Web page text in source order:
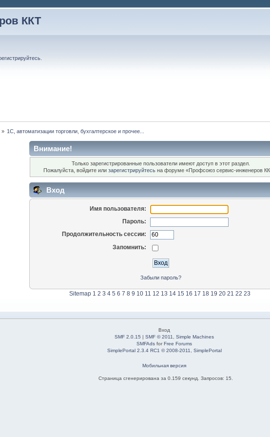
ККТ
.
» 1С, автоматизации торговли, бухгалтерское и прочее...
Внимание!
Только зарегистрированные пользователи имеют доступ в этот раздел.
Пожалуйста, войдите илизарегистрируйтесь на форуме «Профсоюз сервис-инженеров
Вход
Имя пользователя:
Пароль:
Продолжительность сессии:
Запомнить:
Забыли пароль?
Sitemap 1 2 3 4 5 6 7 8 9 10 11 12 13 14 15 16 17 18 19 20 21 22 23
Вход
SMF 2.0.15 |SMF © 2011 ,Simple Machines
SMFAds forFree Forums
SimplePortal 2.3.4 RC1 © 2008-2011, SimplePortal
Мобильная версия
Страница сгенерирована за 0.159 секунд. Запросов: 15.